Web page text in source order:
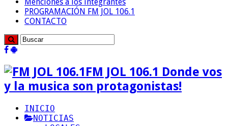
PROGRAMACIÓN FM JOL 106.1
CONTACTO
FM JOL 106.1 Donde vos
y la musica son protagonistas!
INICIO
NOTICIAS